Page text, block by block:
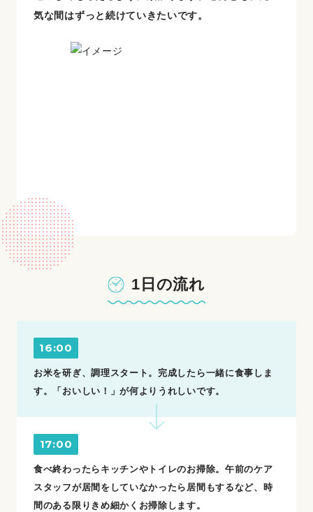
気な間はずっと続けていきたいです。
1日の流れ
16:00
お米を研ぎ、調理スタート。完成したら一緒に食事しま
す。「おいしい！」が何よりうれしいです。
17:00
食べ終わったらキッチンやトイレのお掃除。午前のケア
スタッフが居間をしていなかったら居間もするなど、時
間のある限りきめ細かくお掃除します。